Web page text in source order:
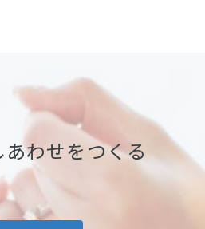
わせをつくる